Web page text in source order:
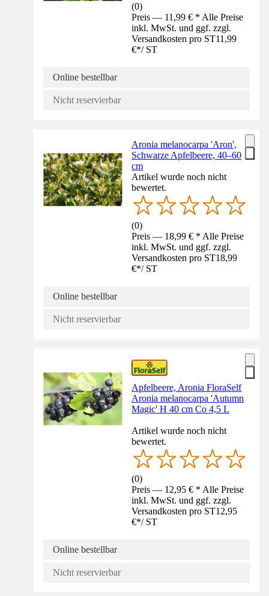
(0)
Preis — 11,99 € * Alle Preise
inkl. MwSt. und ggf. zzgl.
Versandkosten pro ST11,99
€*/ ST
Online bestellbar
Nicht reservierbar
Aronia melanocarpa 'Aron',
Schwarze Apfelbeere, 40–60
cm
Artikel wurde noch nicht
bewertet.
(0)
Preis — 18,99 € * Alle Preise
inkl. MwSt. und ggf. zzgl.
Versandkosten pro ST18,99
€*/ ST
Online bestellbar
Nicht reservierbar
Apfelbeere, Aronia FloraSelf
Aronia melanocarpa 'Autumn
Magic' H 40 cm Co 4,5 L
Artikel wurde noch nicht
bewertet.
(0)
Preis — 12,95 € * Alle Preise
inkl. MwSt. und ggf. zzgl.
Versandkosten pro ST12,95
€*/ ST
Online bestellbar
Nicht reservierbar